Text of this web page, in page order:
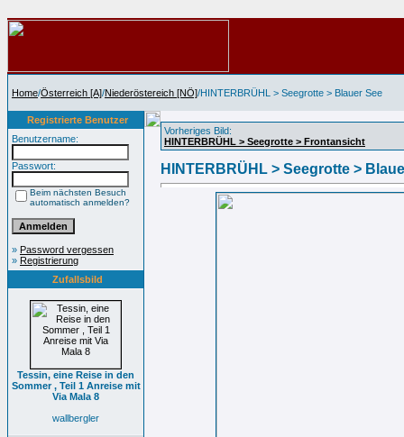
Home/Österreich [A]/Niederöstereich [NÖ]/HINTERBRÜHL > Seegrotte > Blauer See
Registrierte Benutzer
Benutzername:
Passwort:
Beim nächsten Besuch
automatisch anmelden?
» Password vergessen
» Registrierung
Zufallsbild
Tessin, eine Reise in den
Sommer , Teil 1 Anreise mit
Via Mala 8
wallbergler
Vorheriges Bild:
HINTERBRÜHL > Seegrotte > Frontansicht
HINTERBRÜHL > Seegrotte >